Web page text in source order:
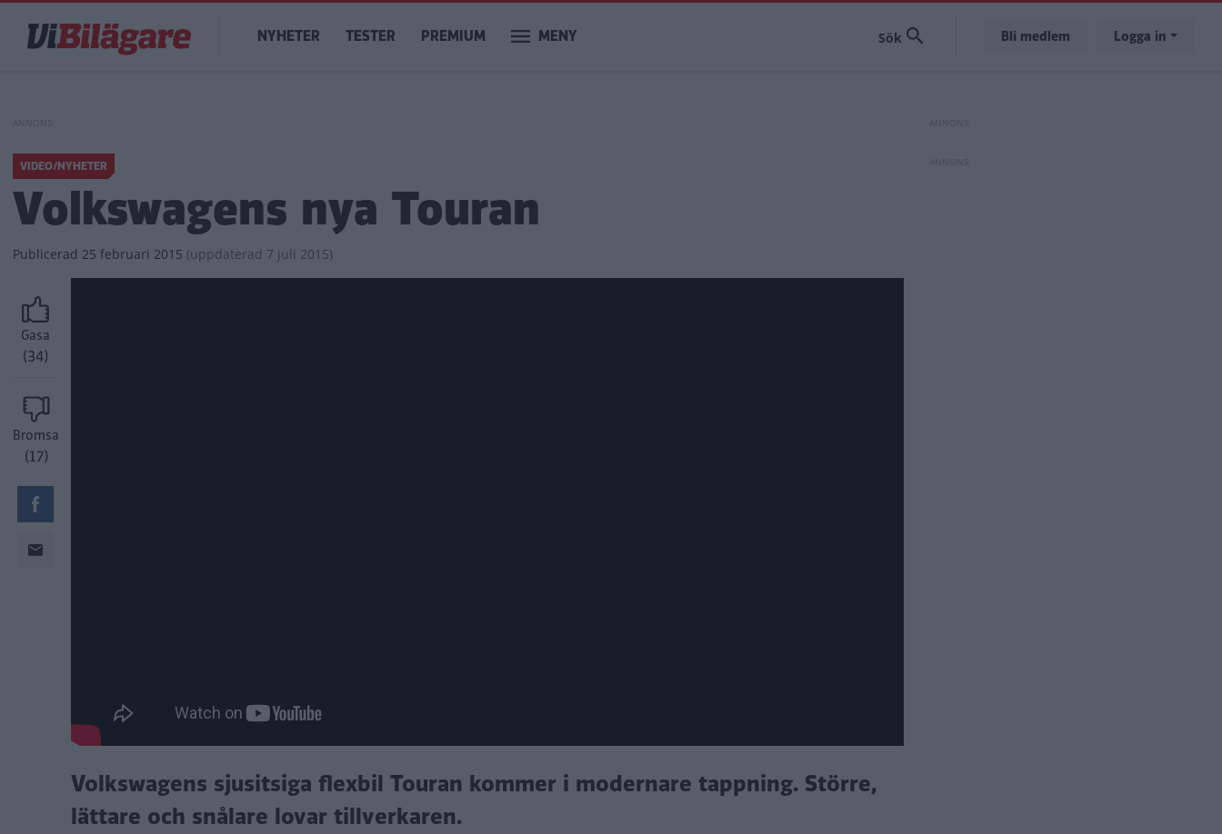
huvudinnehåll
Main
navigation
NYHETER TESTER PREMIUM MENY Bli medlem Logga in
VIDEO/NYHETER
Volkswagens nya Touran
Publicerad 25 februari 2015 (uppdaterad 7 juli 2015)
Gasa
(34)
Bromsa
(17)
Volkswagens sjusitsiga flexbil Touran kommer i modernare tappning. Större,
lättare och snålare lovar tillverkaren.